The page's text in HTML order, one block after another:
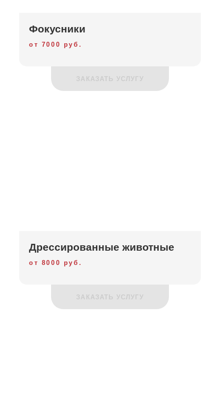
Фокусники
от 7000 руб.
ЗАКАЗАТЬ УСЛУГУ
Дрессированные животные
от 8000 руб.
ЗАКАЗАТЬ УСЛУГУ